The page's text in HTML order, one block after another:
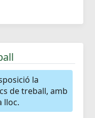
la
de treball, amb
lloc.